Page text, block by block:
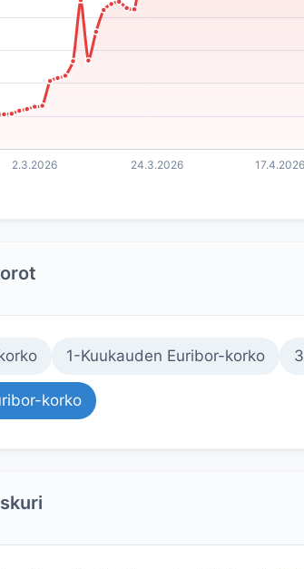
1-Kuukauden Euribor-korko
korko